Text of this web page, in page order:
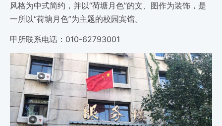
风格为中式简约，并以“荷塘月色”的文、图作为装饰，是
一所以“荷塘月色”为主题的校园宾馆。
甲所联系电话：010-62793001